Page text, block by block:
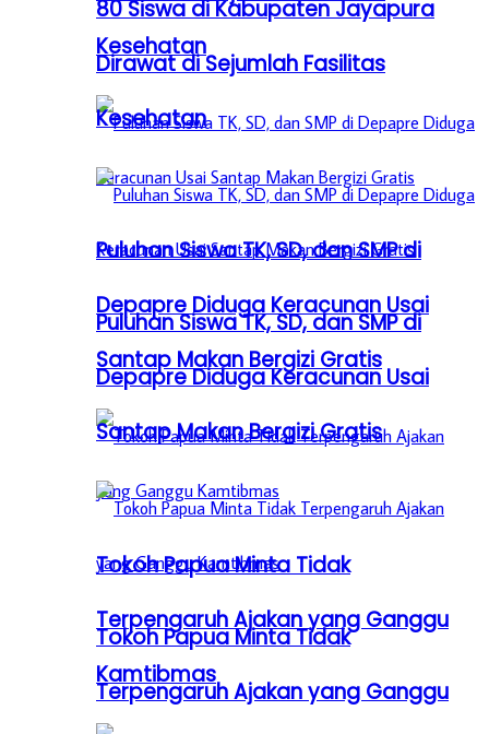
Kesehatan
Puluhan Siswa TK, SD, dan SMP di
Depapre Diduga Keracunan Usai
Santap Makan Bergizi Gratis
Tokoh Papua Minta Tidak
Terpengaruh Ajakan yang Ganggu
Kamtibmas
80 Siswa di Kabupaten Jayapura
Dirawat di Sejumlah Fasilitas
Kesehatan
Puluhan Siswa TK, SD, dan SMP di
Depapre Diduga Keracunan Usai
Santap Makan Bergizi Gratis
Tokoh Papua Minta Tidak
Terpengaruh Ajakan yang Ganggu